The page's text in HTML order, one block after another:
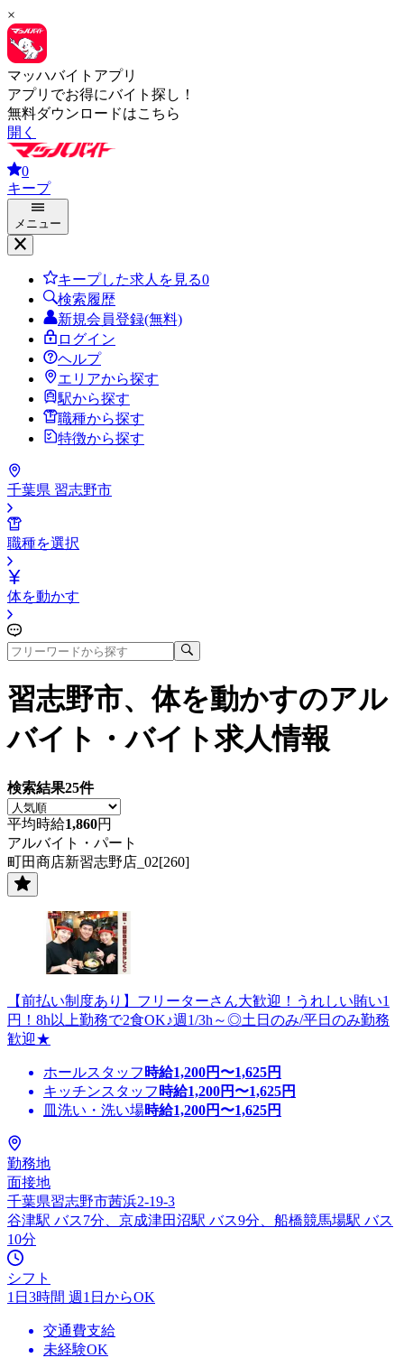
×
マッハバイトアプリ
アプリでお得にバイト探し！
無料ダウンロードはこちら
開く
0
キープ
メニュー
キープした求人を見る0
検索履歴
新規会員登録(無料)
ログイン
ヘルプ
エリアから探す
駅から探す
職種から探す
特徴から探す
千葉県 習志野市
職種を選択
体を動かす
習志野市、体を動かすのアル
バイト・バイト求人情報
検索結果25件
平均時給1,860円
アルバイト・パート
町田商店新習志野店_02[260]
【前払い制度あり】フリーターさん大歓迎！うれしい賄い1
円！8h以上勤務で2食OK♪週1/3h～◎土日のみ/平日のみ勤務
歓迎★
ホールスタッフ 時給1,200円〜1,625円
キッチンスタッフ 時給1,200円〜1,625円
皿洗い・洗い場時給1,200円〜1,625円
勤務地
面接地
千葉県習志野市茜浜2-19-3
谷津駅 バス7分、京成津田沼駅 バス9分、船橋競馬場駅 バス
10分
シフト
1日3時間 週1日からOK
交通費支給
未経験OK